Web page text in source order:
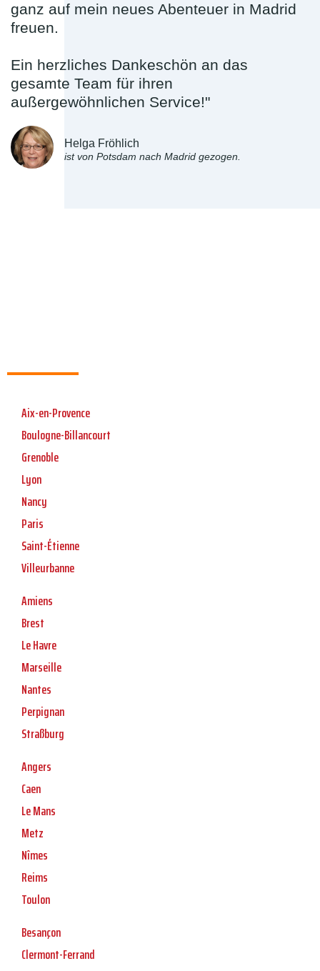
ganz auf mein neues Abenteuer in Madrid
freuen.
Ein herzliches Dankeschön an das
gesamte Team für ihren
außergewöhnlichen Service!"
Helga Fröhlich
ist von Potsdam nach Madrid gezogen.
Aix-en-Provence
Boulogne-Billancourt
Grenoble
Lyon
Nancy
Paris
Saint-Étienne
Villeurbanne
Amiens
Brest
Le Havre
Marseille
Nantes
Perpignan
Straßburg
Angers
Caen
Le Mans
Metz
Nîmes
Reims
Toulon
Besançon
Clermont-Ferrand